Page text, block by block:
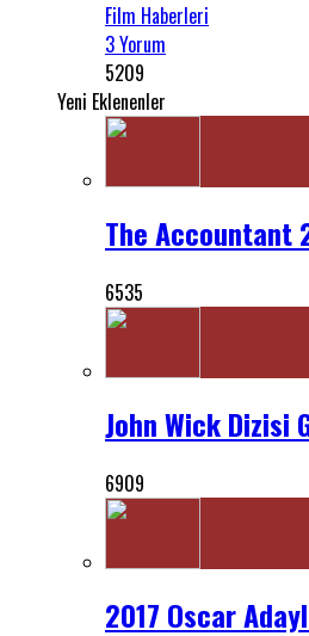
Film Haberleri
3 Yorum
5209
Yeni Eklenenler
The Accountant
6535
John Wick Dizisi
6909
2017 Oscar